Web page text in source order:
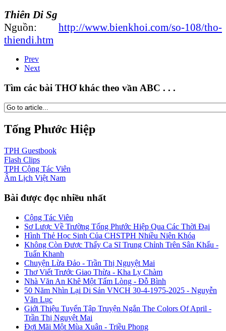
Thiên Di Sg
Nguồn: http://www.bienkhoi.com/so-108/tho-
thiendi.htm
Prev
Next
Tìm các bài THƠ khác theo vần ABC . . .
Tống Phước Hiệp
TPH Guestbook
Flash Clips
TPH Cộng Tác Viên
Âm Lịch Việt Nam
Bài được đọc nhiều nhất
Cộng Tác Viên
Sơ Lược Về Trường Tống Phước Hiệp Qua Các Thời Đại
Hình Thẻ Học Sinh Của CHSTPH Nhiều Niên Khóa
Không Còn Được Thấy Ca Sĩ Trung Chỉnh Trên Sân Khấu -
Tuấn Khanh
Chuyện Lừa Đảo - Trần Thị Nguyệt Mai
Thơ Viết Trước Giao Thừa - Kha Ly Chàm
Nhà Văn An Khê Một Tấm Lòng - Đỗ Bình
50 Năm Nhìn Lại Di Sản VNCH 30-4-1975-2025 - Nguyễn
Văn Lục
Giới Thiệu Tuyển Tập Truyện Ngắn The Colors Of April -
Trần Thị Nguyệt Mai
Đợi Mãi Một Mùa Xuân - Triều Phong